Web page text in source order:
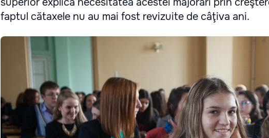
faptul cătaxele nu au mai fost revizuite de câţiva ani.